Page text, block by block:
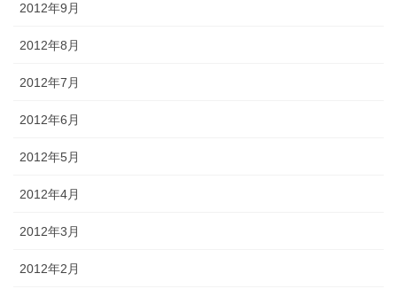
2012年9月
2012年8月
2012年7月
2012年6月
2012年5月
2012年4月
2012年3月
2012年2月